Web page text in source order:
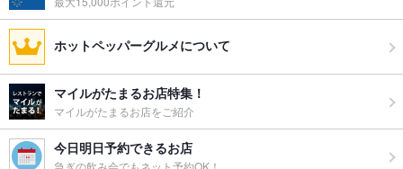
ホットペッパーグルメについて
マイルがたまるお店特集！
マイルがたまるお店をご紹介
今日明日予約できるお店
急ぎの飲み会でもネット予約OK！